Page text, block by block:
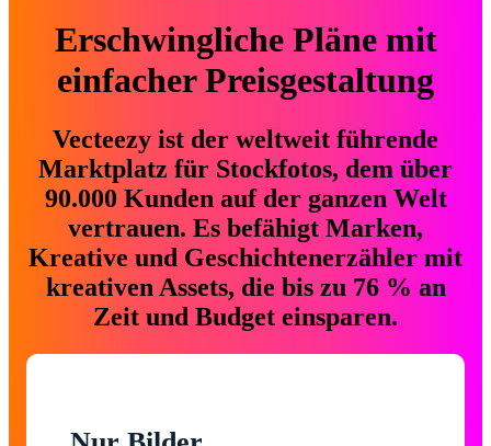
Erschwingliche Pläne mit
einfacher Preisgestaltung
Vecteezy ist der weltweit führende
Marktplatz für Stockfotos, dem über
90.000 Kunden auf der ganzen Welt
vertrauen. Es befähigt Marken,
Kreative und Geschichtenerzähler mit
kreativen Assets, die bis zu 76 % an
Zeit und Budget einsparen.